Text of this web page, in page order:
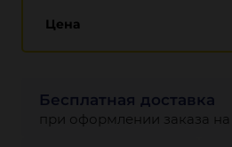
Цена
Бесплатная доставка
при оформлении заказа